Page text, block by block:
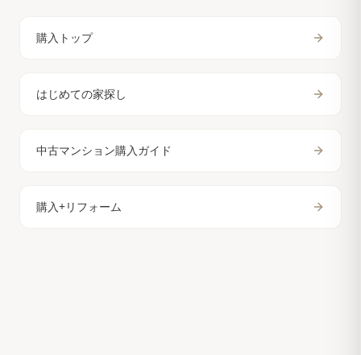
購入トップ
はじめての家探し
中古マンション購入ガイド
購入+リフォーム